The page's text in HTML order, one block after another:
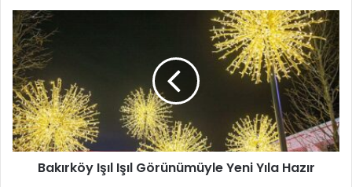
B
a
k
ı
r
k
ö
y
I
Bakırköy Işıl Işıl Görünümüyle Yeni Yıla Hazır